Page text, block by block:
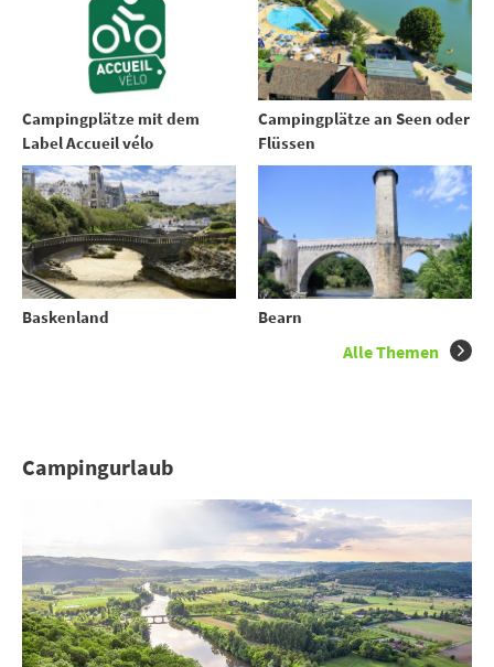
Campingplätze mit dem
Label Accueil vélo
Campingplätze an Seen oder
Flüssen
Baskenland Bearn
Alle Themen
Campingurlaub